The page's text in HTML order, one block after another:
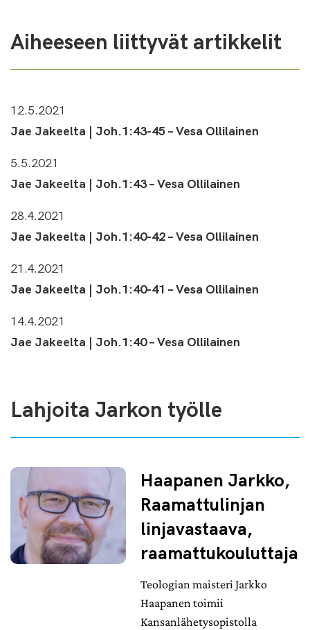
Aiheeseen liittyvät artikkelit
12.5.2021
Jae Jakeelta | Joh.1:43-45 – Vesa Ollilainen
5.5.2021
Jae Jakeelta | Joh.1:43 – Vesa Ollilainen
28.4.2021
Jae Jakeelta | Joh.1:40-42 – Vesa Ollilainen
21.4.2021
Jae Jakeelta | Joh.1:40-41 – Vesa Ollilainen
14.4.2021
Jae Jakeelta | Joh.1:40 – Vesa Ollilainen
Lahjoita Jarkon työlle
Haapanen Jarkko,
Raamattulinjan
linjavastaava,
raamattukouluttaja
Teologian maisteri Jarkko
Haapanen toimii
Kansanlähetysopistolla